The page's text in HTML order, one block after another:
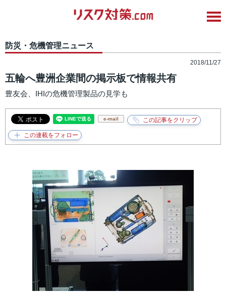
防災・危機管理ニュース
2018/11/27
五輪へ豊洲企業間の掲示板で情報共有
豊友会、IHIの危機管理製品の見学も
e-mail